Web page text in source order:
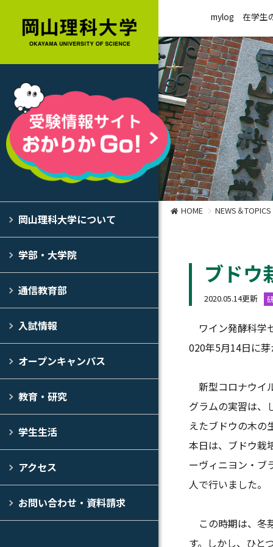
岡山理科大学について
学部・大学院
通信教育部
入試情報
オープンキャンパス
教育・研究
学生生活
アクセス
お問い合わせ・資料請求
mylog 在学生
HOME NEWS＆TOPICS
ブドウ
2020.05.14更新
ワイン発酵科学
020年5月14日に
新型コロナウイ
グラムの実習は、
えたブドウの木の
本日は、ブドウ栽
ーヴィニヨン・ブ
人で行いました。
この時期は、冬
す。しかし、ひと